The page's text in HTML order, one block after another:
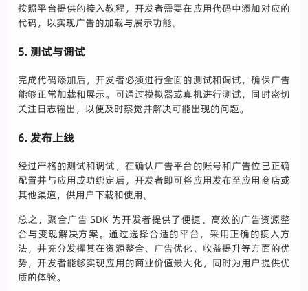
按照平台提供的接入教程，开发者需要在应用代码中添加对应的
代码，以实现广告的加载与展示功能。
5. 测试与调试
完成代码添加后，开发者必须进行全面的测试和调试，确保广告
能够正常加载和展示。可通过模拟器或真机进行测试，同时密切
关注日志输出，以便及时察觉并解决可能出现的问题。
6. 发布上线
经过严格的测试和调试，在确认广告平台的账号和广告位已正确
配置并与应用成功绑定后，开发者即可将应用发布至应用商店或
其他渠道，供用户下载和使用。
总之，聚合广告 SDK 为开发者提供了便捷、高效的广告资源整
合与变现解决方案。通过选择合适的平台，采用正确的接入方
法，并充分发挥其在资源整合、广告优化、收益提升等方面的优
势，开发者能够实现应用的商业价值最大化，同时为用户提供优
质的体验。